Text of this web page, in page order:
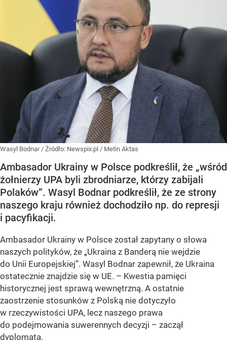
Wasyl Bodnar/ Źródło: Newspix.pl / Metin Aktas
Ambasador Ukrainy w Polsce podkreślił, że „wśród
żołnierzy UPA byli zbrodniarze, którzy zabijali
Polaków”. Wasyl Bodnar podkreślił, że ze strony
naszego kraju również dochodziło np. do represji
i pacyfikacji.
Ambasador Ukrainy w Polsce został zapytany o słowa
naszych polityków, że „Ukraina z Banderą nie wejdzie
do Unii Europejskiej”. Wasyl Bodnar zapewnił, że Ukraina
ostatecznie znajdzie się w UE. – Kwestia pamięci
historycznej jest sprawą wewnętrzną. A ostatnie
zaostrzenie stosunków z Polską nie dotyczyło
w rzeczywistości UPA, lecz naszego prawa
do podejmowania suwerennych decyzji – zaczął
dyplomata.